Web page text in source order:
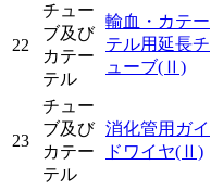
22
チュー
ブ及び
カテー
テル
輸血・カテー
テル用延長チ
ューブ(Ⅱ)
23
チュー
ブ及び
カテー
テル
消化管用ガイ
ドワイヤ(Ⅱ)